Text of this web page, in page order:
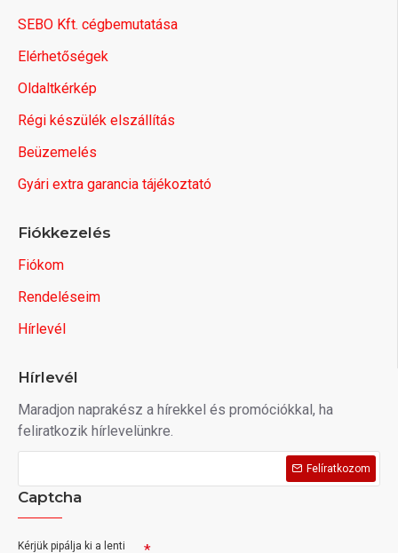
SEBO Kft. cégbemutatása
Elérhetőségek
Oldaltkérkép
Régi készülék elszállítás
Beüzemelés
Gyári extra garancia tájékoztató
Fiókkezelés
Fiókom
Rendeléseim
Hírlevél
Hírlevél
Maradjon naprakész a hírekkel és promóciókkal, ha
feliratkozik hírlevelünkre.
Felíratkozom
Captcha
Kérjük pipálja ki a lenti